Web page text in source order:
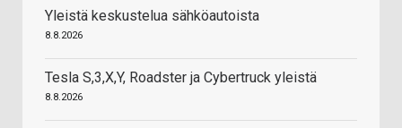
Yleistä keskustelua sähköautoista
8.8.2026
Tesla S,3,X,Y, Roadster ja Cybertruck yleistä
8.8.2026